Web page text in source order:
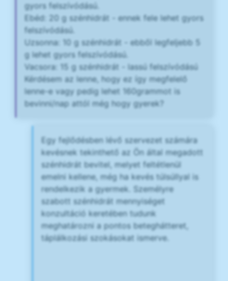
gyors felszívódású.
Ebéd: 20 g szénhidrát - ennek fele lehet gyors
felszívódású.
Uzsonna: 10 g szénhidrát - ebből legfeljebb 5
g lehet gyors felszívódású.
Vacsora: 15 g szénhidrát - lassú felszívódású
Kérdésem az lenne, hogy ez így megfelelő
lenne-e vagy pedig lehet 160grammot is
bevinni/nap attól még hogy gyerek?
Egy fejlődésben lévő szervezet számára
kevésnek tekinthető az Ön által megadott
szénhidrát bevitel, melyet feltétlenül
emelni kellene, még ha kevés túlsúllyal is
rendelkezik a gyermek. Személyre
szabott szénhidrát mennyiséget
konzultáció keretében tudunk
meghatározni a pontos beteghátteret,
táplálkozási szokásokat ismerve.